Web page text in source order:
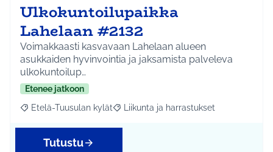
Ulkokuntoilupaikka
Lahelaan #2132
Voimakkaasti kasvavaan Lahelaan alueen
asukkaiden hyvinvointia ja jaksamista palveleva
ulkokuntoilup…
Etenee jatkoon
Rajaa tulokset aihepiirin mukaan: Etelä-Tuusulan kylät
Etelä-Tuusulan kylät Rajaa tulokset teeman mukaan:
Liikunta ja harrastukset
Tutustu